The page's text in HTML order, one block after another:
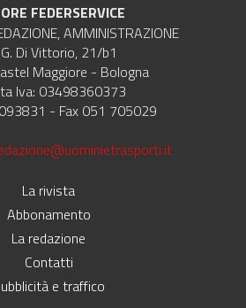
FEDERSERVICE
AMMINISTRAZIONE
Di Vittorio, 21/b1
Maggiore - Bologna
Iva: 03498360373
- Fax 051 705029
La rivista
Abbonamento
La redazione
Contatti
e traffico